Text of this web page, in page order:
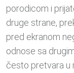
porodicom i
druge strane,
pred ekranom
odnose sa
često pretvara u